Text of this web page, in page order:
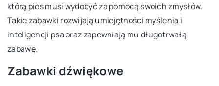
którą pies musi wydobyć za pomocą swoich zmysłów.
Takie zabawki rozwijają umiejętności myślenia i
inteligencji psa oraz zapewniają mu długotrwałą
zabawę.
Zabawki dźwiękowe